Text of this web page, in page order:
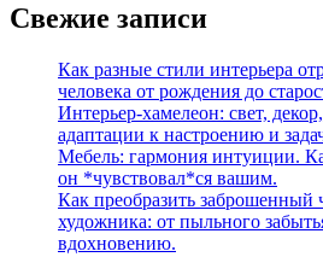
Свежие записи
Как разные стили интерьера
человека от рождения до
Интерьер-хамелеон: свет,
адаптации к настроению и
Мебель: гармония интуиции.
он *чувствовал*ся вашим.
Как преобразить
художника: от пыльного
вдохновению.